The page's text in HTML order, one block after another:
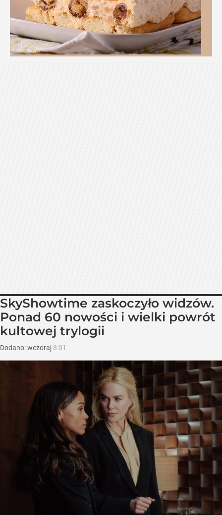
SkyShowtime zaskoczyło widzów.
Ponad 60 nowości i wielki powrót
kultowej trylogii
Dodano:wczoraj 8:01